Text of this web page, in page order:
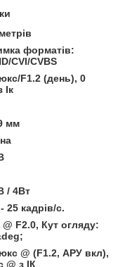
форматів:
CVI/CVBS
F1.2 (день), 0
Ік
мм
/ 4Вт
25 кадрів/с.
F2.0, Кут огляду:
@ (F1.2, АРУ вкл),
@ з ІК